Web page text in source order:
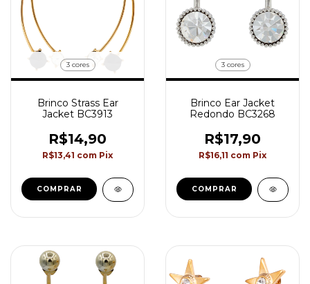
3 cores
Brinco Strass Ear
Jacket BC3913
R$14,90
R$13,41 com Pix
COMPRAR
3 cores
Brinco Ear Jacket
Redondo BC3268
R$17,90
R$16,11 com Pix
COMPRAR